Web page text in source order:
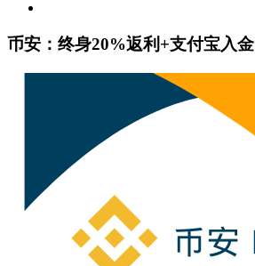
币安：终身20%返利+支付宝入金